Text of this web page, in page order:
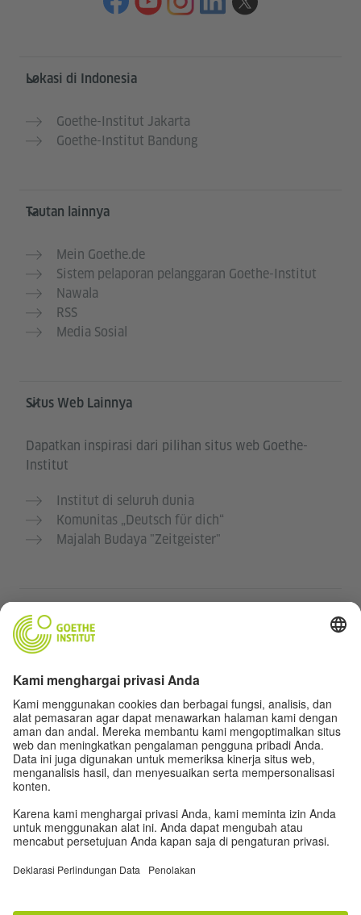
Service- und Informationsbereich
Lokasi di Indonesia
Goethe-Institut Jakarta
Goethe-Institut Bandung
Tautan lainnya
Mein Goethe.de
Sistem pelaporan pelanggaran Goethe-Institut
Nawala
RSS
Media Sosial
Situs Web Lainnya
Dapatkan inspirasi dari pilihan situs web Goethe-
Institut
Institut di seluruh dunia
Komunitas „Deutsch für dich“
Majalah Budaya "Zeitgeister"
Situs web ini bertujuan agar dapat diakses dan
berguna bagi semua orang. Kami menggunakan data
pribadi sesuai dengan kebijakan privasi kami.
Pengaturan privasi
Aksesibilitas
© Goethe-Institut 2026